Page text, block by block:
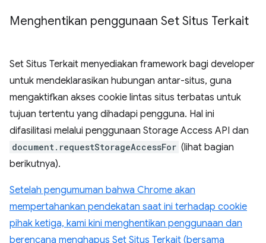
Menghentikan penggunaan Set Situs Terkait
Set Situs Terkait menyediakan framework bagi developer
untuk mendeklarasikan hubungan antar-situs, guna
mengaktifkan akses cookie lintas situs terbatas untuk
tujuan tertentu yang dihadapi pengguna. Hal ini
difasilitasi melalui penggunaan Storage Access API dan
document.requestStorageAccessFor (lihat bagian
berikutnya).
Setelah pengumuman bahwa Chrome akan
mempertahankan pendekatan saat ini terhadap cookie
pihak ketiga, kami kini menghentikan penggunaan dan
berencana menghapus Set Situs Terkait (bersama